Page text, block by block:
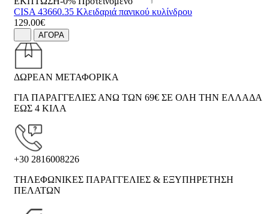
CISA 43660.35 Κλειδαριά πανικού κυλίνδρου
129.00€
ΑΓΟΡΑ
ΔΩΡΕΑΝ ΜΕΤΑΦΟΡΙΚΑ
ΓΙΑ ΠΑΡΑΓΓΕΛΙΕΣ ΑΝΩ ΤΩΝ 69€ ΣΕ ΟΛΗ ΤΗΝ ΕΛΛΑΔΑ
ΕΩΣ 4 ΚΙΛΑ
+30 2816008226
ΤΗΛΕΦΩΝΙΚΕΣ ΠΑΡΑΓΓΕΛΙΕΣ & ΕΞΥΠΗΡΕΤΗΣΗ
ΠΕΛΑΤΩΝ